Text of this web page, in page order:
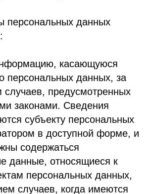
персональных данных
касающуюся
персональных данных, за
случаев, предусмотренных
законами. Сведения
субъекту персональных
в доступной форме, и
содержаться
данные, относящиеся к
персональных данных,
случаев, когда имеются